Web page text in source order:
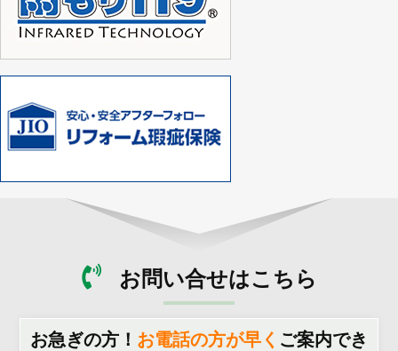
お問い合せはこちら
お急ぎの方！ お電話の方が早く ご案内でき